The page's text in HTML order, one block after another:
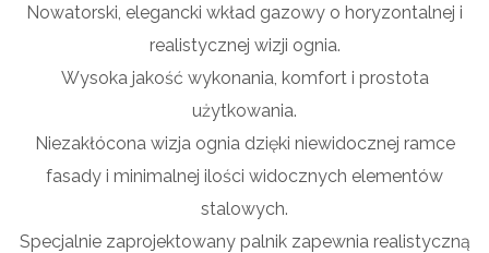
Nowatorski, elegancki wkład gazowy o horyzontalnej i
realistycznej wizji ognia.
Wysoka jakość wykonania, komfort i prostota
użytkowania.
Niezakłócona wizja ognia dzięki niewidocznej ramce
fasady i minimalnej ilości widocznych elementów
stalowych.
Specjalnie zaprojektowany palnik zapewnia realistyczną